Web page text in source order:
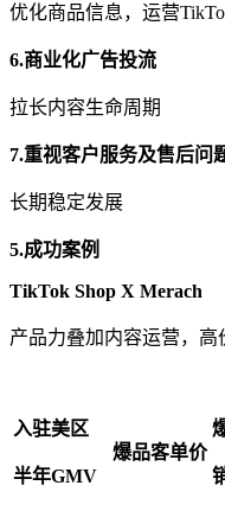
优化商品信息，运营
6.商业化广告投流
拉长内容生命周期
7.重视客户服务及售后问
长期稳定发展
5.成功案例
TikTok Shop X Merach
产品力叠加内容运营，
入驻美区
半年GMV
爆品客单价